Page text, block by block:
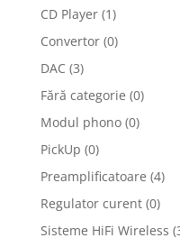
CD Player (1)
Convertor (0)
DAC (3)
Fără categorie (0)
Modul phono (0)
PickUp (0)
Preamplificatoare (4)
Regulator curent (0)
Sisteme HiFi Wireless